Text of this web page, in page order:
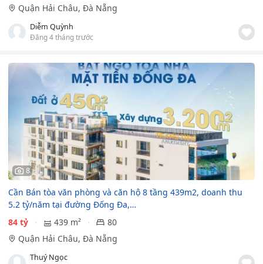
Quận Hải Châu, Đà Nẵng
Diễm Quỳnh
Đăng 4 tháng trước
8
Cần Bán tòa văn phòng và căn hộ 8 tầng 439m2, doanh thu
5.2 tỷ/năm tại đường Đống Đa,…
84 tỷ
439 m²
80
Quận Hải Châu, Đà Nẵng
Thuý Ngọc